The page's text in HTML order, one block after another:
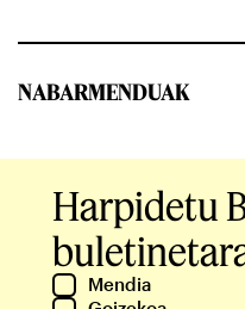
NABARMENDUAK
Harpidetu
Mendia